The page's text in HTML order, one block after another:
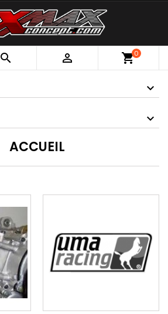
  shopping_cart0
ACCUEIL